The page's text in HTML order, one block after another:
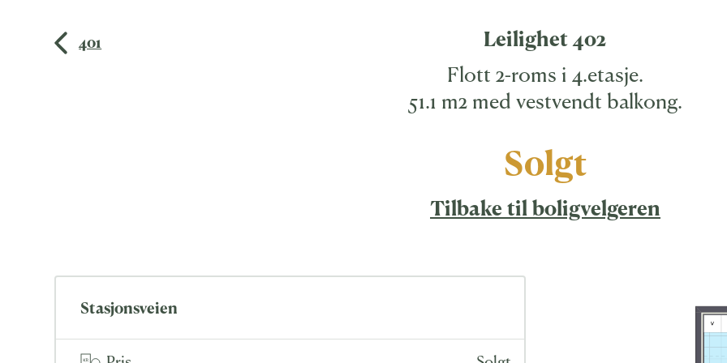
401
Leilighet 402
Flott 2-roms i 4.etasje.
51.1 m2 med vestvendt balkong.
Solgt
Tilbake til boligvelgeren
Stasjonsveien